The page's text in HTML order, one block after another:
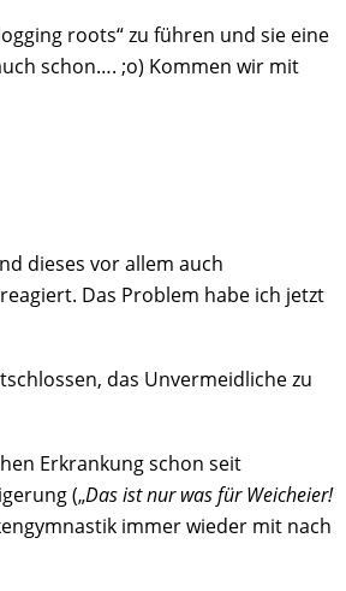
roots“ zu führen und sie eine
schon…. ;o) Kommen wir mit
dieses vor allem auch
Das Problem habe ich jetzt
das Unvermeidliche zu
Erkrankung schon seit
(„Das ist nur was für Weicheier!
immer wieder mit nach